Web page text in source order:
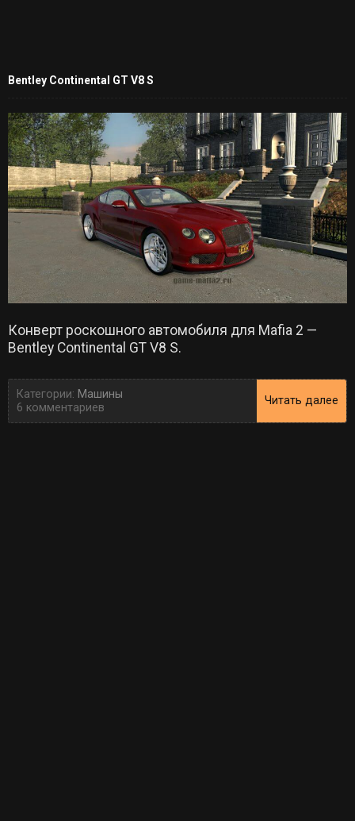
Bentley Continental GT V8 S
Конверт роскошного автомобиля для Mafia 2 —
Bentley Continental GT V8 S.
Категории: Машины
6 комментариев
Читать далее